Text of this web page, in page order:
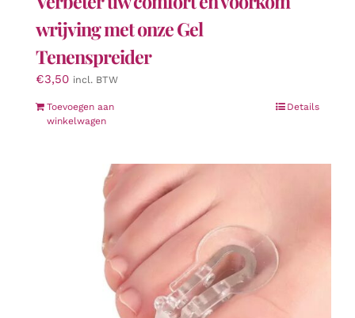
wrijving met onze Gel
Tenenspreider
€3,50 incl. BTW
Toevoegen aan
winkelwagen
Details